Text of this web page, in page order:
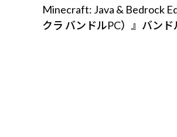
Minecraft: Java & Bedrock
クラ バンドルPC）』バンド